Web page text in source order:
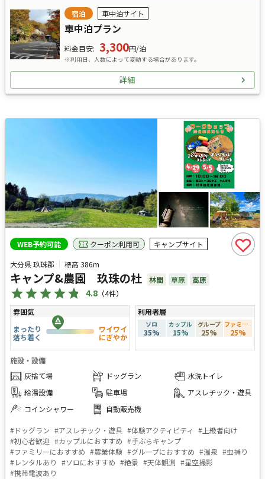
宿泊 車中泊サイト
車中泊プラン
料金目安: 3,300円/泊
※利用日、人数によって変動する場合があります。
詳細
WEB予約可能 クーポン利用可
キャンプサイト
大分県 玖珠郡
標高386m
キャンプ&農園 玖珠の杜 林間 草原 高原
4.8 （4件）
雰囲気
まったり
落ち着く
ワイワイ
にぎやか
利用者層
ソロ
35%
カップル
15%
グループ
25%
ファミリー
25%
施設・設備
灰捨て場
ドッグラン
水洗トイレ
給湯設備
駐車場
アスレチック・遊具
コインシャワー
自動販売機
#ドッグラン #アスレチック・遊具 #体験アクティビティ # 上級者向け
#初心者歓迎 #カップルにおすすめ #手ぶらキャンプ
#ファミリーにおすすめ #農業体験 #グループにおすすめ #温泉 #虫捕り
#レンタルあり #ソロにおすすめ #絶景 #天体観測 #星空撮影
#携帯電波あり